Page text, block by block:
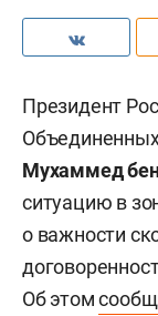
Президент
Мухаммед
ситуацию в
о важности
Об этом